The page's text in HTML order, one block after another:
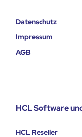
Datenschutz
Impressum
AGB
HCL Software
HCL Reseller